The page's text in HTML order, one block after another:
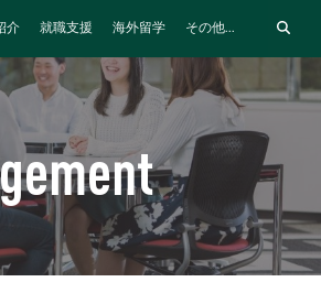
介 就職支援 海外留学 その他...